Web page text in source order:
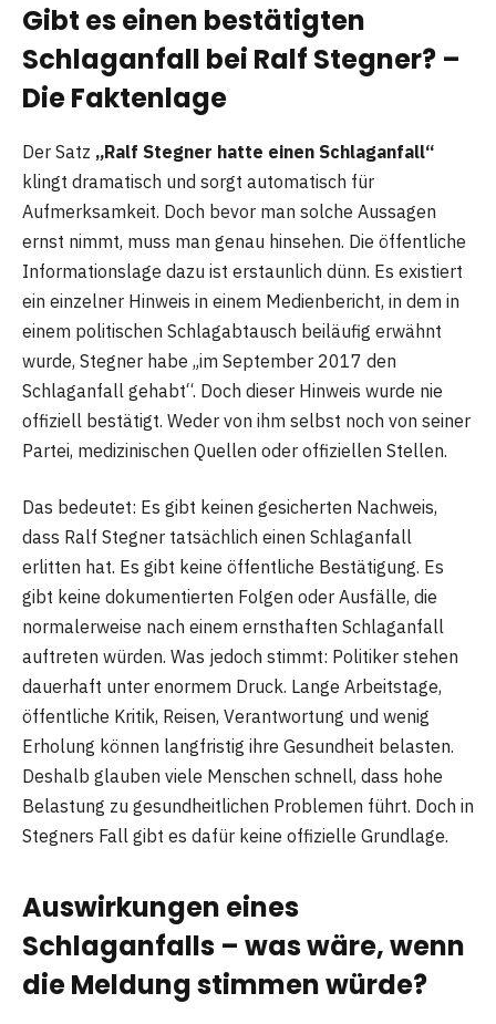
Gibt es einen bestätigten
Schlaganfall bei Ralf Stegner? –
Die Faktenlage
Der Satz „Ralf Stegner hatte einen Schlaganfall“
klingt dramatisch und sorgt automatisch für
Aufmerksamkeit. Doch bevor man solche Aussagen
ernst nimmt, muss man genau hinsehen. Die öffentliche
Informationslage dazu ist erstaunlich dünn. Es existiert
ein einzelner Hinweis in einem Medienbericht, in dem in
einem politischen Schlagabtausch beiläufig erwähnt
wurde, Stegner habe „im September 2017 den
Schlaganfall gehabt“. Doch dieser Hinweis wurde nie
offiziell bestätigt. Weder von ihm selbst noch von seiner
Partei, medizinischen Quellen oder offiziellen Stellen.
Das bedeutet: Es gibt keinen gesicherten Nachweis,
dass Ralf Stegner tatsächlich einen Schlaganfall
erlitten hat. Es gibt keine öffentliche Bestätigung. Es
gibt keine dokumentierten Folgen oder Ausfälle, die
normalerweise nach einem ernsthaften Schlaganfall
auftreten würden. Was jedoch stimmt: Politiker stehen
dauerhaft unter enormem Druck. Lange Arbeitstage,
öffentliche Kritik, Reisen, Verantwortung und wenig
Erholung können langfristig ihre Gesundheit belasten.
Deshalb glauben viele Menschen schnell, dass hohe
Belastung zu gesundheitlichen Problemen führt. Doch in
Stegners Fall gibt es dafür keine offizielle Grundlage.
Auswirkungen eines
Schlaganfalls – was wäre, wenn
die Meldung stimmen würde?